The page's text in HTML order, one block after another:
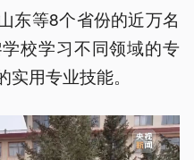
东等8个省份的近万名
校学习不同领域的专
用专业技能。